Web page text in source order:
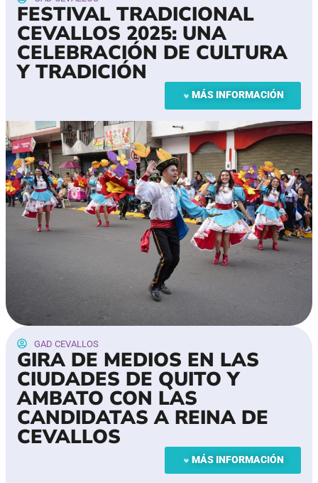
FESTIVAL TRADICIONAL
CEVALLOS 2025: UNA
CELEBRACIÓN DE CULTURA
Y TRADICIÓN
MÁS INFORMACIÓN
GAD CEVALLOS
GIRA DE MEDIOS EN LAS
CIUDADES DE QUITO Y
AMBATO CON LAS
CANDIDATAS A REINA DE
CEVALLOS
MÁS INFORMACIÓN